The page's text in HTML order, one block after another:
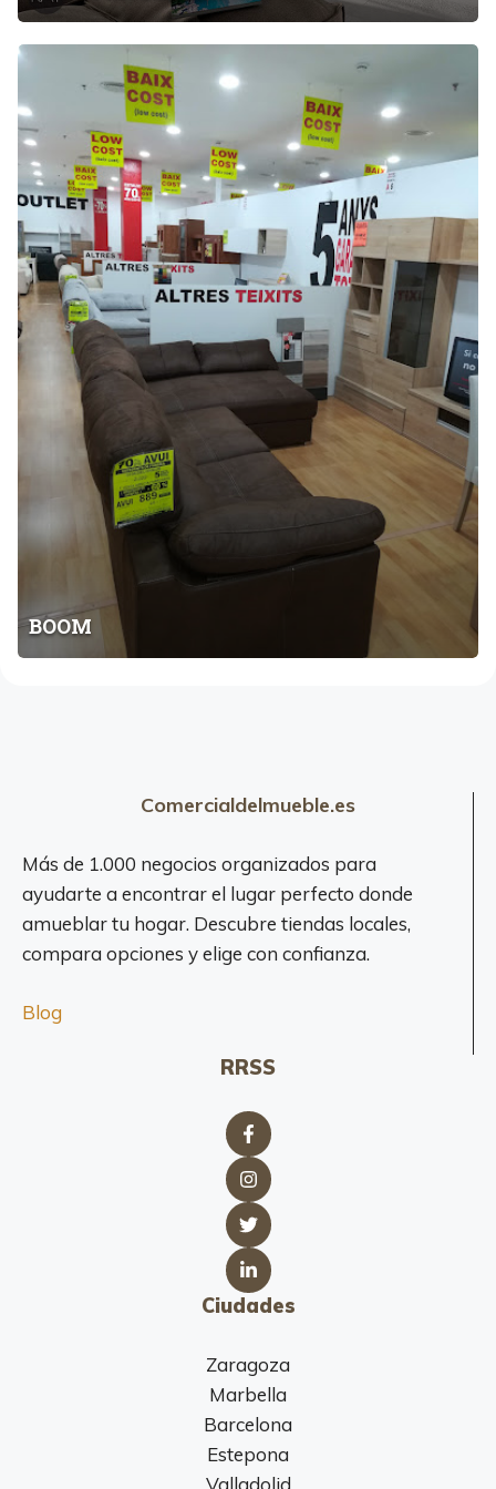
L
B
O
M
BOOM
Comercialdelmueble.es
Más de 1.000 negocios organizados para
ayudarte a encontrar el lugar perfecto donde
amueblar tu hogar. Descubre tiendas locales,
compara opciones y elige con confianza.
Blog
RRSS
Ciudades
Zaragoza
Marbella
Barcelona
Estepona